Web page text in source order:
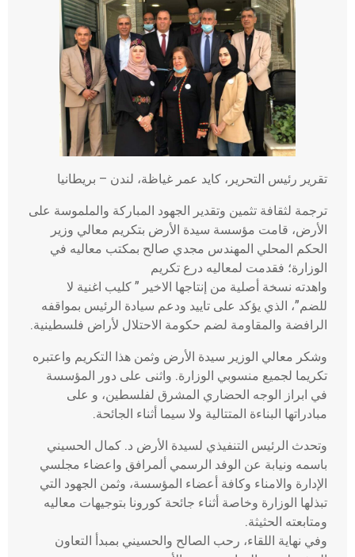
تقرير رئيس التحرير، كايد عمر غياظة، لندن – بريطانيا
ترجمة لثقافة تثمين وتقدير الجهود المباركة والملموسة على
الأرض، قامت مؤسسة سيدة الأرض بتكريم معالي وزير
الحكم المحلي المهندس مجدي صالح بمكتب معاليه في
الوزارة؛ فقدمت لمعاليه درع تكريم
واهدته نسخة أصلية من إنتاجها الاخير ” كليب اغنية لا
للضم”، الذي يؤكد على تاييد ودعم سيادة الرئيس بمواقفه
الرافضة والمقاومة لضم حكومة الاحتلال لأراض فلسطينية.
وشكر معالي الوزير سيدة الأرض وثمن هذا التكريم واعتبره
تكريما لجميع منسوبي الوزارة. واثنى على دور المؤسسة
في ابراز الوجه الحضاري المشرق لفلسطين، و على
مبادراتها البناءة المتتالية ولا سيما أثناء الجائحة.
وتحدث الرئيس التنفيذي لسيدة الأرض د. كمال الحسيني
باسمه ونيابة عن الوفد الرسمي ألمرافق واعضاء مجلسي
الإدارة والامناء وكافة أعضاء المؤسسة، وثمن الجهود التي
تبذلها الوزارة وخاصة أثناء جائحة كورونا بتوجيهات معاليه
ومتابعته الحثيثة.
وفي نهاية اللقاء، رحب الصالح والحسيني بمبدأ التعاون